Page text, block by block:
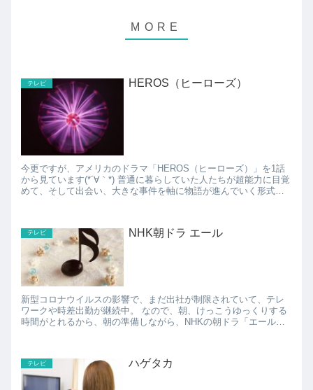
テレビ HEROS（ヒーローズ）
今更ですが、アメリカのドラマ「HEROS（ヒーローズ）」を1話
から見ています(*´∀｀*) 普通に暮らしていた人たちが超能力に目覚
めて、そして出会い、大きな事件を軸に物語が進んでいく形式で
テレビ NHK朝ドラ エール
新型コロナウイルスの影響で、まだ出社が制限されていて、テレ
ワークや時差出勤が継続中。 なので、朝、けっこうゆっくりする
時間がとれるから、朝の準備しながら、NHKの朝ドラ「エール」
テレビ ハゲタカ